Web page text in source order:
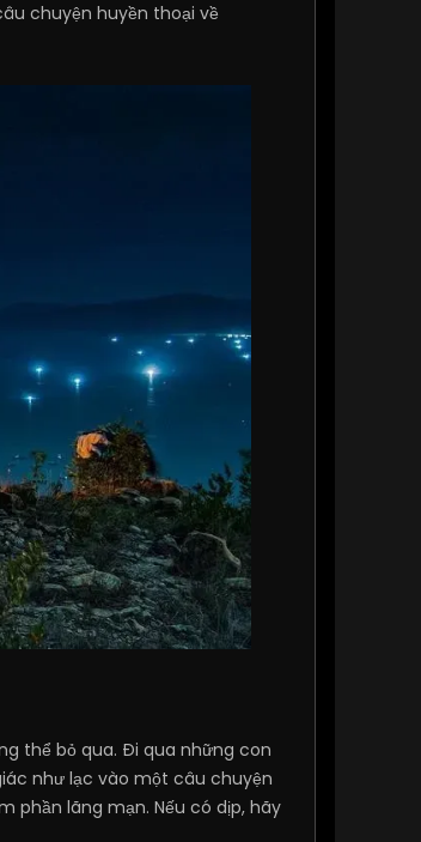
chuyện huyền thoại về
thể bỏ qua. Đi qua những con
như lạc vào một câu chuyện
phần lãng mạn. Nếu có dịp, hãy